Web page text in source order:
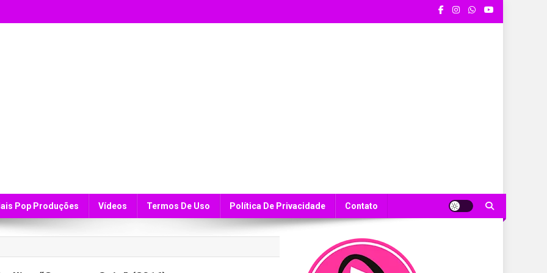
Pop Produções Vídeos Termos De Uso Política De Privacidade Contato